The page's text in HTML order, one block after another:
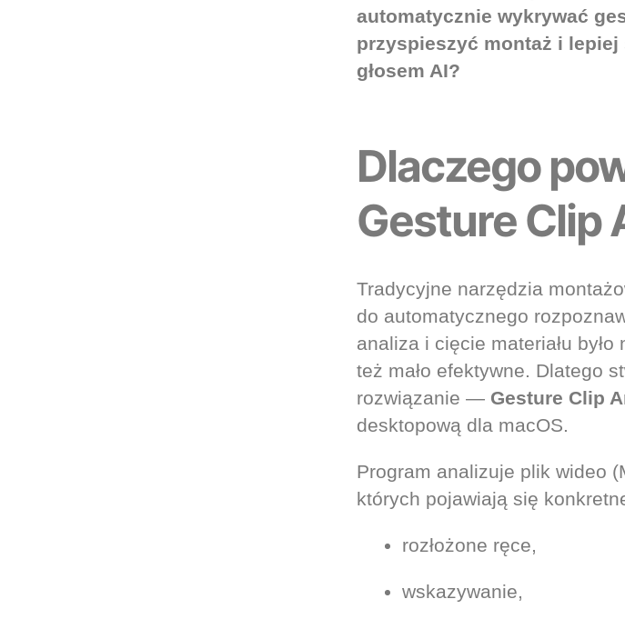
automatycznie wykrywać
przyspieszyć montaż i
głosem AI?
Dlaczego
Gesture Clip
Tradycyjne narzędzia
do automatycznego
analiza i cięcie materiału
też mało efektywne. Dlatego
rozwiązanie — Gesture Clip
desktopową dla macOS.
Program analizuje plik wideo
których pojawiają się
rozłożone ręce,
wskazywanie,